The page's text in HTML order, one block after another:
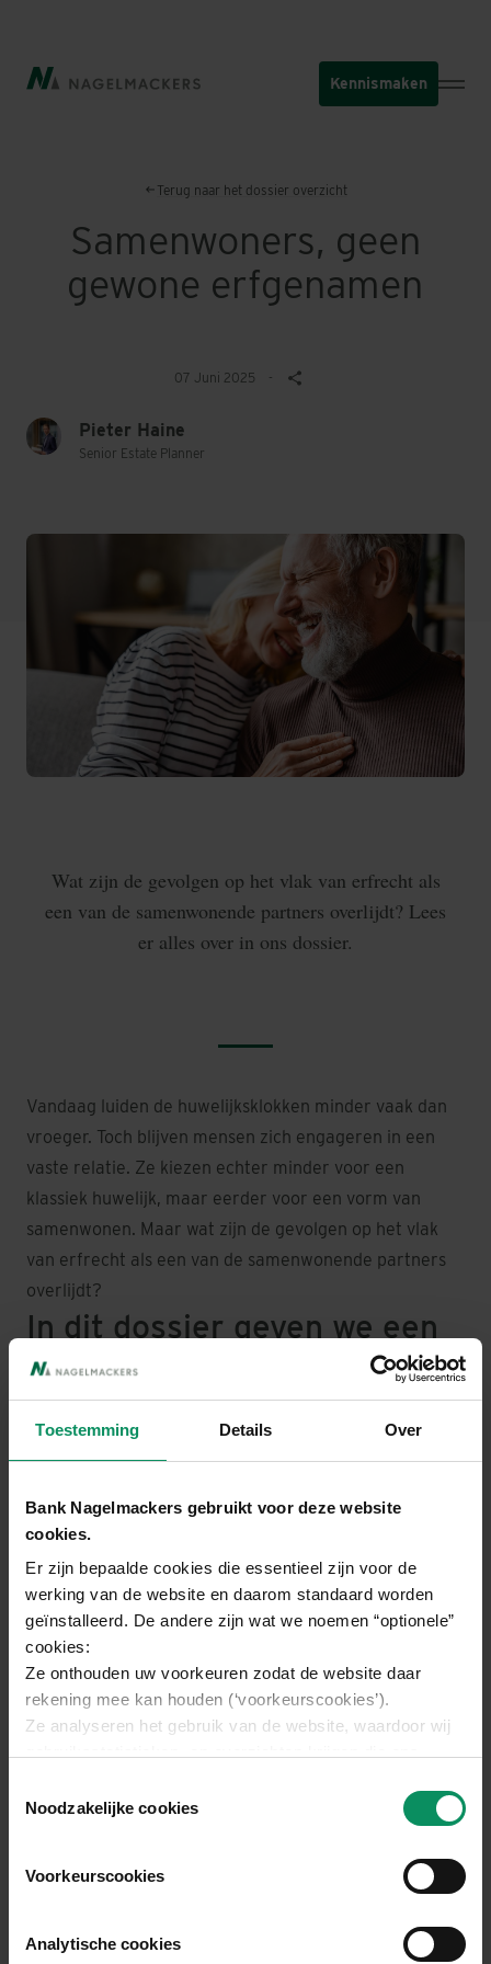
Toestemming Details Over
Bank Nagelmackers gebruikt voor deze website
cookies.
Er zijn bepaalde cookies die essentieel zijn voor de
werking van de website en daarom standaard worden
geïnstalleerd. De andere zijn wat we noemen “optionele”
cookies:
Ze onthouden uw voorkeuren zodat de website daar
rekening mee kan houden (‘voorkeurscookies’).
Ze analyseren het gebruik van de website, waardoor wij
Ze laten toe dat Bank Nagelmackers en/of derden, vooral
Google, Microsoft en facebook, u gepersonaliseerde
Wij vragen u hierna toestemming voor het gebruik van
U kan instemmen met alle cookies, maar u kan ook, via
Noodzakelijke cookies
Voorkeurscookies
Analytische cookies
naar
Kennismaken
Terug naar het dossier overzicht
Samenwoners, geen
gewone erfgenamen
07 Juni 2025 -
Pieter Haine
Senior Estate Planner
Wat zijn de gevolgen op het vlak van erfrecht als
een van de samenwonende partners overlijdt? Lees
er alles over in ons dossier.
Vandaag luiden de huwelijksklokken minder vaak dan
vroeger. Toch blijven mensen zich engageren in een
vaste relatie. Ze kiezen echter minder voor een
klassiek huwelijk, maar eerder voor een vorm van
samenwonen. Maar wat zijn de gevolgen op het vlak
van erfrecht als een van de samenwonende partners
overlijdt?
In dit dossier geven we een
antwoord op volgende
vragen:
Feitelijk of wettelijk samenwonen, of toch maar beter
Wat zijn de verschillen op het vlak van het erfrecht?
Hoe mijn partner extra beschermen?
Download gratis ons dossier